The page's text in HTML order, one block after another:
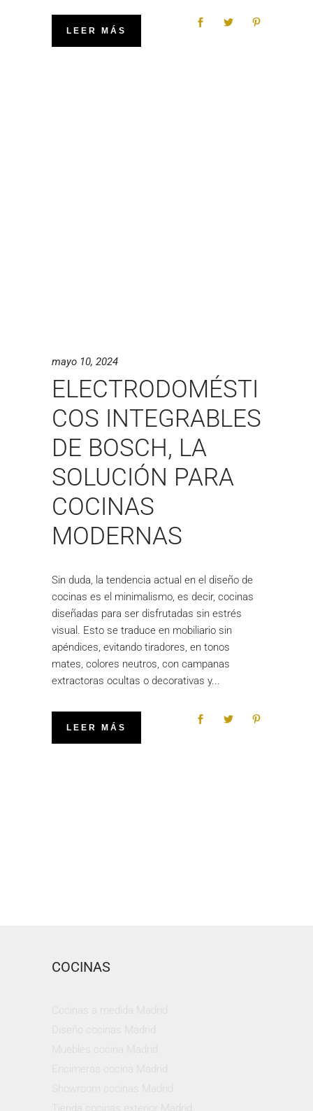
LEER MÁS
mayo 10, 2024
ELECTRODOMÉSTI
COS INTEGRABLES
DE BOSCH, LA
SOLUCIÓN PARA
COCINAS
MODERNAS
Sin duda, la tendencia actual en el diseño de
cocinas es el minimalismo, es decir, cocinas
diseñadas para ser disfrutadas sin estrés
visual. Esto se traduce en mobiliario sin
apéndices, evitando tiradores, en tonos
mates, colores neutros, con campanas
extractoras ocultas o decorativas y
LEER MÁS
COCINAS